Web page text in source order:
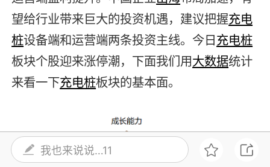
望给行业带来巨大的投资机遇，建议把握充电
桩设备端和运营端两条投资主线。今日充电桩
板块个股迎来涨停潮，下面我们用大数据统计
来看一下充电桩板块的基本面。
我也来说说…11